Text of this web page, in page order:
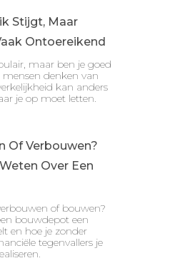
Stijgt, Maar
Ontoereikend
maar ben je goed
mensen denken van
kan anders
je op moet letten.
Of Verbouwen?
Over Een
of bouwen?
bouwdepot een
en hoe je zonder
tegenvallers je